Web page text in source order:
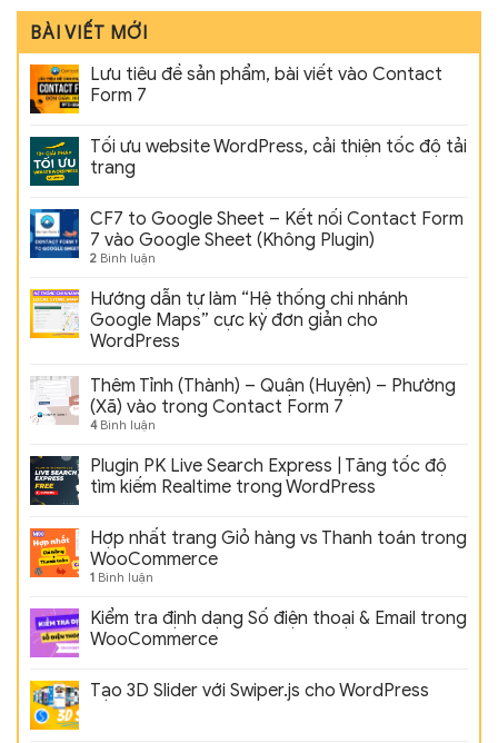
BÀI VIẾT MỚI
Lưu tiêu đề sản phẩm, bài viết vào Contact
Form 7
Tối ưu website WordPress, cải thiện tốc độ tải
trang
CF7 to Google Sheet – Kết nối Contact Form
7 vào Google Sheet (Không Plugin)
2 Bình luận
Hướng dẫn tự làm “Hệ thống chi nhánh
Google Maps” cực kỳ đơn giản cho
WordPress
Thêm Tỉnh (Thành) – Quận (Huyện) – Phường
(Xã) vào trong Contact Form 7
4Bình luận
Plugin PK Live Search Express | Tăng tốc độ
tìm kiếm Realtime trong WordPress
Hợp nhất trang Giỏ hàng vs Thanh toán trong
WooCommerce
1 Bình luận
Kiểm tra định dạng Số điện thoại & Email trong
WooCommerce
Tạo 3D Slider với Swiper.js cho WordPress